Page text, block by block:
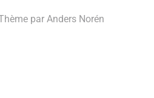
par Anders Norén